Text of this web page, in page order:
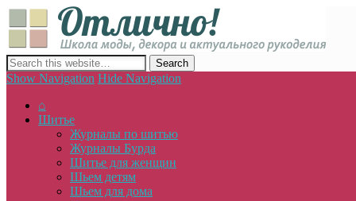
сайт о декоре, дизайне и моде, вязании, шитье и других видах
Show Navigation Hide Navigation
⌂
Шитье
Журналы по шитью
Журналы Бурда
Шитье для женщин
Шьем детям
Шьем для дома